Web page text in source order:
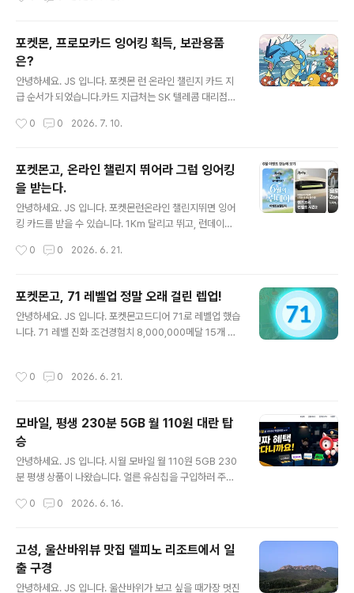
속초 베케이션 호텔 가격입니다. 인근 지역을 살펴봤습니
다.청초호 주변은 10만원 이하 가격이 보이고 있고, 바다
인근과 뷰가 좋은 호텔은 15만원 ~ 30만원입니다.엑스포
잔디광장 인근이 가장 가성비가 높은 지역입니다. 제가 속
초 베케이션을 선호하는 건넓은 주차장, 무료 세탁기와 건
에서 도보로 이동하기에 거리는 조금 있지만, 걷지 못할 정
포켓몬, 프로모카드 잉어킹 획득, 보관용품
은?
안녕하세요. JS 입니다. 포켓몬 런 온라인 챌린지 카드 지
급 순서가 되었습니다.카드 지급처는 SK 텔레콤 대리점에
리가 됩니다.모든게 다 전산처리 되고 있어 편리했습니다.
는 딱 한 곳, 속초중앙대리점 본점에서만 수령이 가능 했습
니다.바로 일정 체크하고 예약 완료! 예약을 하면 바로 예약
안내 문자가 오고, 매장의 위치도 바로 확인 가능 했습니다.
딱 위치가, 주차가 어려운 곳 입니다. 인근 조광주차장이
나.. 정말 운이 좋으면 예전 롯데시네마 인근에 주차를 해야
몬 프로모 카드를 수령하러 갔습니다.속초에 하나뿐이라
0 0 2026. 7. 10.
포켓몬고, 온라인 챌린지 뛰어라 그럼 잉어킹
을 받는다.
안녕하세요. JS 입니다. 포켓몬런온라인 챌린지뛰면 잉어
킹 카드를 받을 수 있습니다. 1Km 달리고 뛰고, 런데이어
린지 도전하기 하시면 쉽게 진행이 가능합니다.운동 시작
증서 도착가장 중요한 챌린지 인증서 확인! 온라인 챌린지
성공 후 리워드 응모를 진행해야 합니다. 챌린지 리워드 유
저 코드 확인 후 응모 완료!오류 없이 완료되었습니다.차후
0 0 2026. 6. 21.
포켓몬고, 71 레벨업 정말 오래 걸린 렙업!
안녕하세요. JS 입니다. 포켓몬고드디어 71로 레벨업 했습
니다. 71 레벨 진화 조건경험치 8,000,000메달 15개 플
Nice 999회는 정말 어려웠습니다. 경험치는 충분 하지
니다. 72 레벨 과제루트 7일 연속 걷기효과가 굉장한 스페
셜 어택 200번 사용해서 배틀하기1,000,000 별의 모래
손에 넣기 72 레벨은 언제 달성하게 될까요?
0 0 2026. 6. 21.
모바일, 평생 230분 5GB 월 110원 대란 탑
승
안녕하세요. JS 입니다. 시월 모바일 월 110원 5GB 230
분 평생 상품이 나왔습니다. 얼른 유심칩을 구입하러 주변
인할 수 있습니다.2개 구입! 성공 유심이 없으면, 가입이 불
용하고, 6월 16일 개통 완료 조건입니다. 가입을 진행합니
다.보유 유심 인증 진행가입을 진행합니다. 개인 인증 및 가
입 정보를 입력하고, 희망 선호를 선택하면 완료됩니다.실
프 개통 진행은 시간이 좀 걸려 진행되었습니다.희망 번호
0 0 2026. 6. 16.
고성, 울산바위뷰 맛집 델피노 리조트에서 일
출 구경
안녕하세요. JS 입니다. 울산바위가 보고 싶을 때가장 멋진